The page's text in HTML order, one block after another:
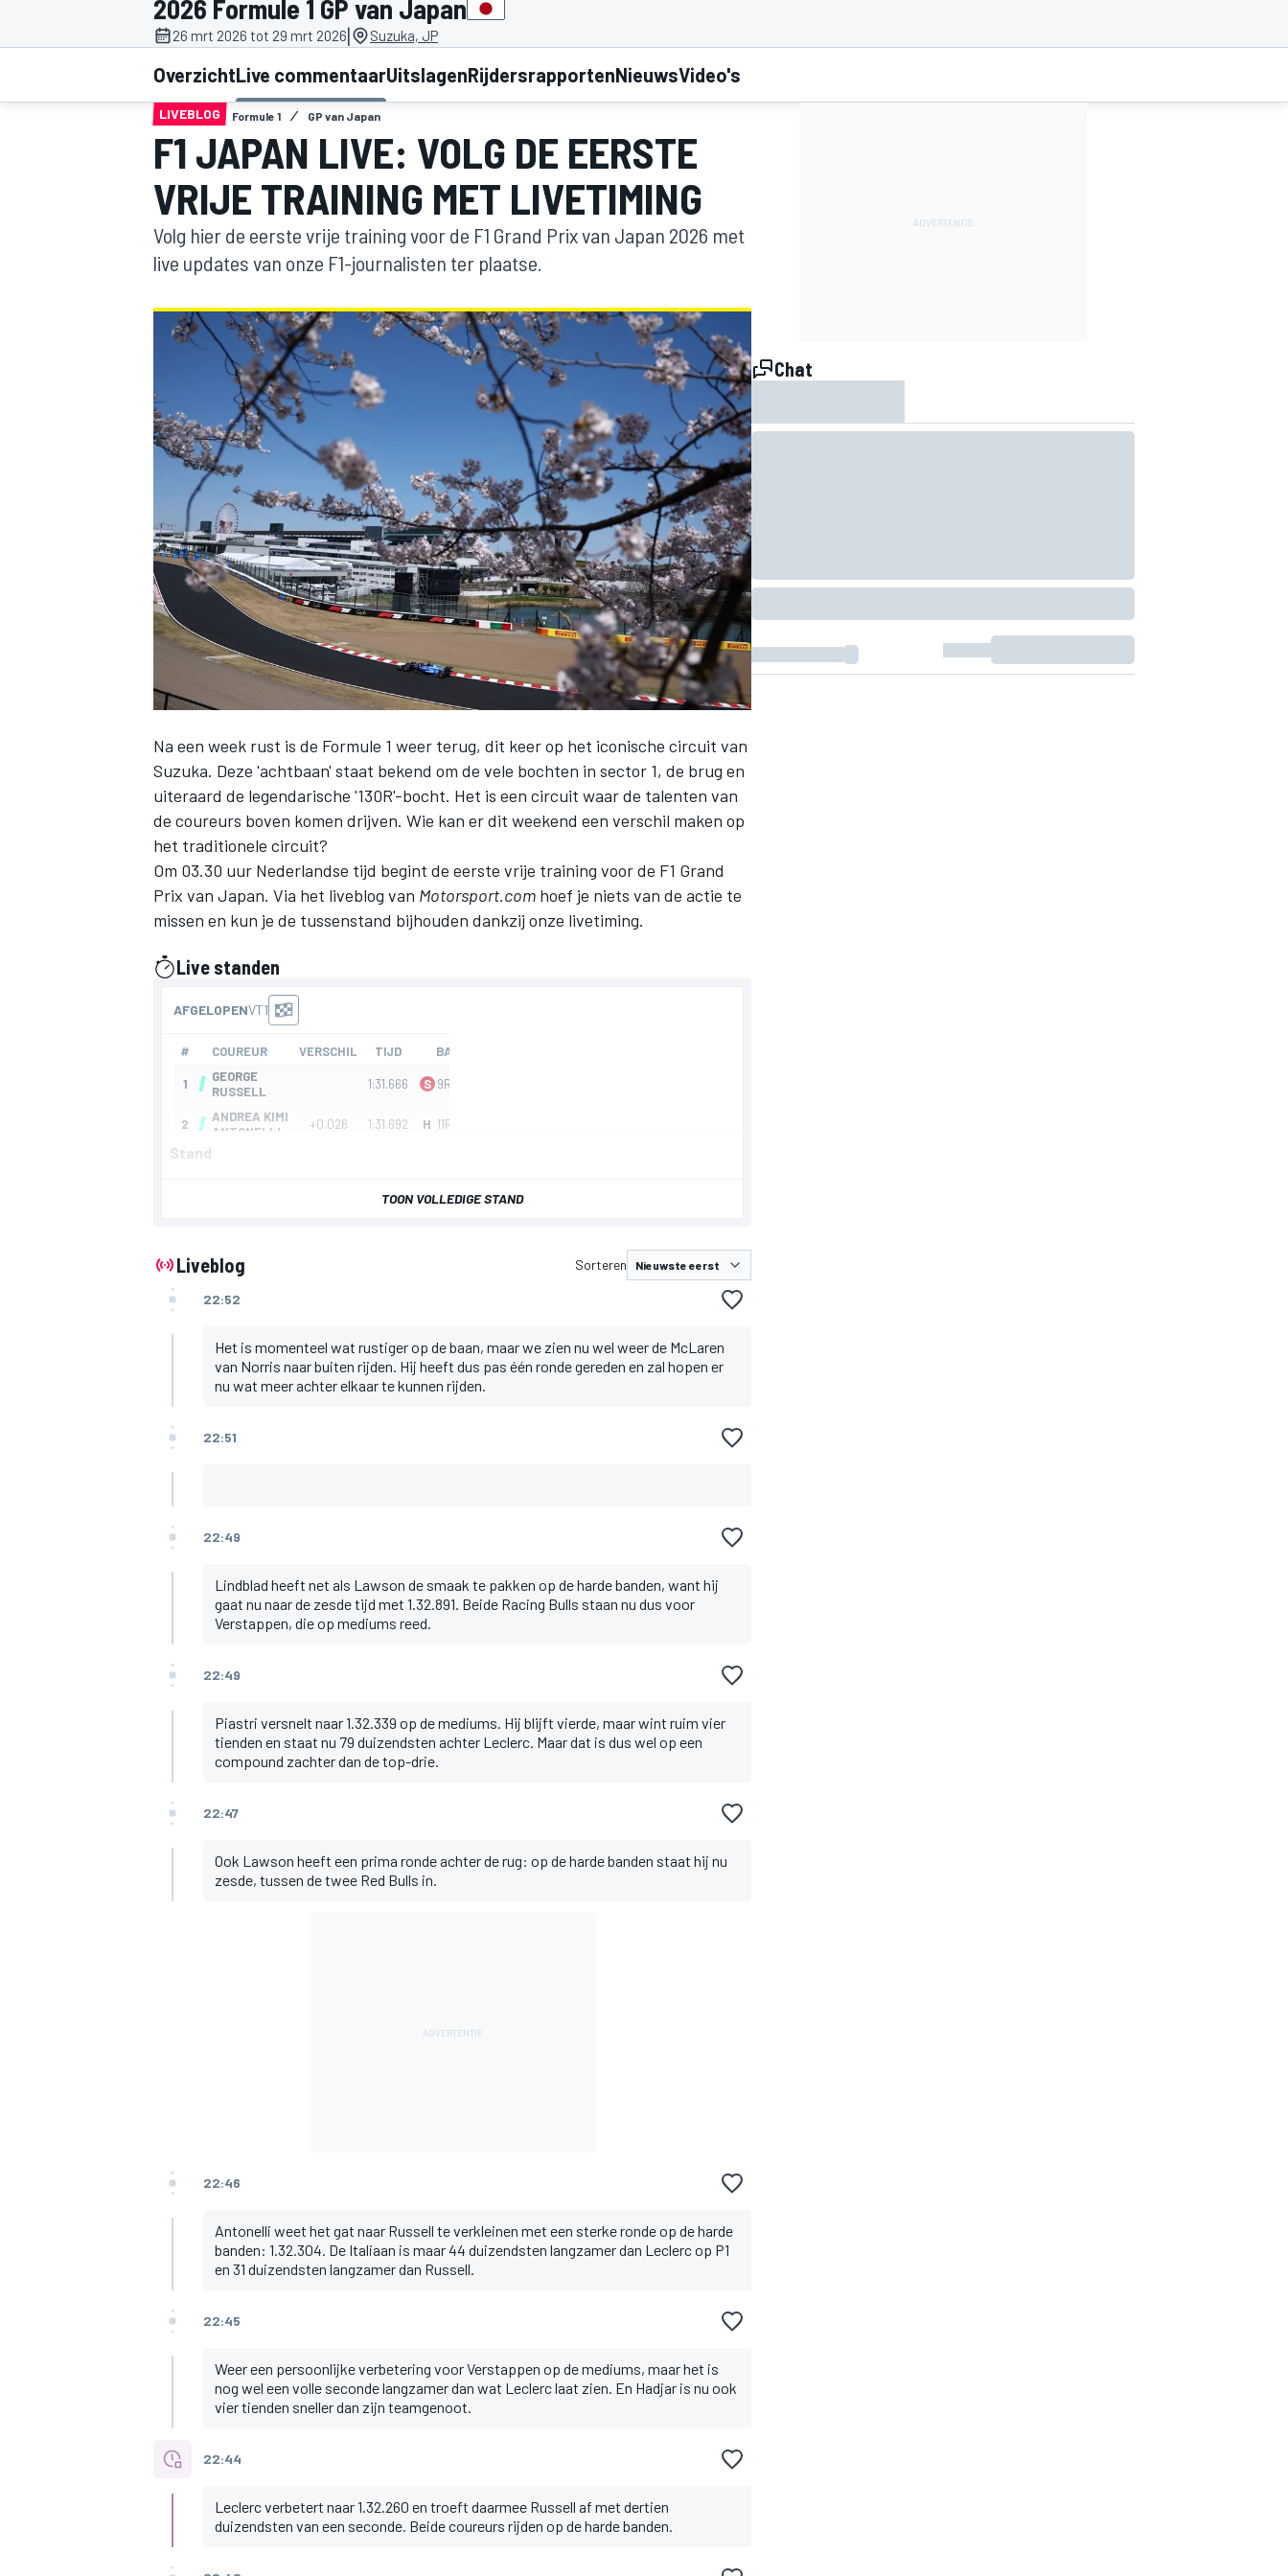
MOTOGP
INDYCAR
WEC DTM
MEER RACEKLASSEN
2026 Formule 1 GP van Japan
26 mrt 2026 tot 29 mrt 2026| Suzuka, JP
OverzichtLive commentaarUitslagenRijdersrapportenNieuwsVideo's
LIVEBLOG Formule 1 GP van Japan
F1 JAPAN LIVE: VOLG DE EERSTE
VRIJE TRAINING MET LIVETIMING
Volg hier de eerste vrije training voor de F1 Grand Prix van Japan 2026 met
live updates van onze F1-journalisten ter plaatse.
Na een week rust is de Formule 1 weer terug, dit keer op het iconische circuit van
Suzuka. Deze 'achtbaan' staat bekend om de vele bochten in sector 1, de brug en
uiteraard de legendarische '130R'-bocht. Het is een circuit waar de talenten van
de coureurs boven komen drijven. Wie kan er dit weekend een verschil maken op
het traditionele circuit?
Om 03.30 uur Nederlandse tijd begint de eerste vrije training voor de F1 Grand
Prix van Japan. Via het liveblog van Motorsport.com hoef je niets van de actie te
missen en kun je de tussenstand bijhouden dankzij onze livetiming.
Live standen
gepresenteerd door
Stand
TOON VOLLEDIGE STAND
Liveblog Sorteren
22:52
Het is momenteel wat rustiger op de baan, maar we zien nu wel weer de McLaren
van Norris naar buiten rijden. Hij heeft dus pas één ronde gereden en zal hopen er
nu wat meer achter elkaar te kunnen rijden.
22:51
22:49
Lindblad heeft net als Lawson de smaak te pakken op de harde banden, want hij
gaat nu naar de zesde tijd met 1.32.891. Beide Racing Bulls staan nu dus voor
Verstappen, die op mediums reed.
22:49
Piastri versnelt naar 1.32.339 op de mediums. Hij blijft vierde, maar wint ruim vier
tienden en staat nu 79 duizendsten achter Leclerc. Maar dat is dus wel op een
compound zachter dan de top-drie.
22:47
Ook Lawson heeft een prima ronde achter de rug: op de harde banden staat hij nu
zesde, tussen de twee Red Bulls in.
22:46
Antonelli weet het gat naar Russell te verkleinen met een sterke ronde op de harde
banden: 1.32.304. De Italiaan is maar 44 duizendsten langzamer dan Leclerc op P1
en 31 duizendsten langzamer dan Russell.
22:45
Weer een persoonlijke verbetering voor Verstappen op de mediums, maar het is
nog wel een volle seconde langzamer dan wat Leclerc laat zien. En Hadjar is nu ook
vier tienden sneller dan zijn teamgenoot.
22:44
Leclerc verbetert naar 1.32.260 en troeft daarmee Russell af met dertien
duizendsten van een seconde. Beide coureurs rijden op de harde banden.
Chat